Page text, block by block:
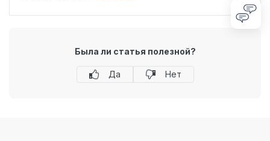
Была ли статья полезной?
Да Нет